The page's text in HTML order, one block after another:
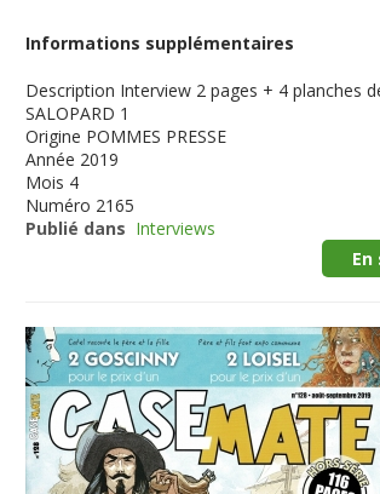
Informations supplémentaires
Description Interview 2 pages + 4 planches
SALOPARD 1
Origine POMMES PRESSE
Année 2019
Mois 4
Numéro 2165
Publié dans Interviews